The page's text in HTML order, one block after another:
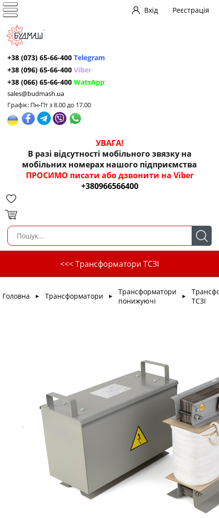
Вхід Реєстрація
+38 (073) 65-66-400 Telegram
+38 (096) 65-66-400 Viber
+38 (066) 65-66-400 WatsApp
sales@budmash.ua
Графік: Пн-Пт з 8.00 до 17.00
УВАГА!
В разі відсутності мобільного звязку на
мобільних номерах нашого підприємства
ПРОСИМО писати або дзвонити на Viber
+380966566400
<<< Трансформатори ТСЗІ
Головна ► Трансформатори ►
Трансформатори
понижуючі
►
ТСЗІ